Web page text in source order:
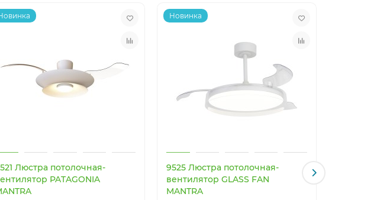
Люстра потолочная-
PATAGONIA
Новинка
9525 Люстра потолочная-
вентилятор GLASS FAN
MANTRA